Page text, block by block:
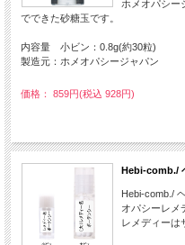
ホメオパシー
でできた砂糖玉です。
内容量 小ビン：0.8g(約30粒)
製造元：ホメオパシージャパン
価格： 859円(税込 928円)
Hebi-comb./
Hebi-comb./
オパシーレメ
レメディーは